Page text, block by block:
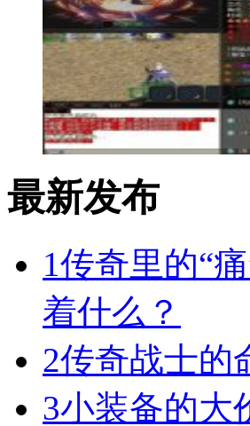
最新发布
1传奇里的“
着什么？
2传奇战士的
3小装备的大